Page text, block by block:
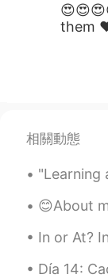
them
ES
Wow,
相關動態
"Learning another
😊About me😊 🌎 Where
In or At? In the
Día 14: Cada día, voy